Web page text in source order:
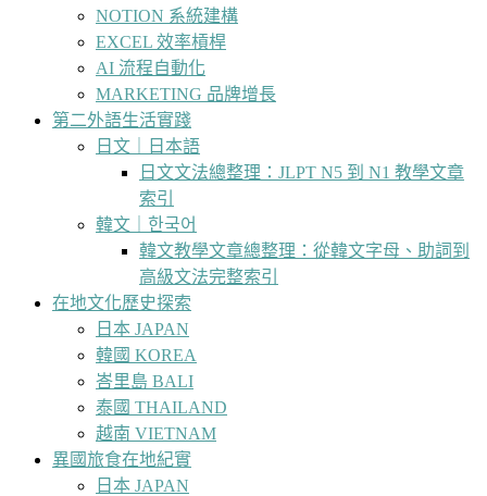
NOTION 系統建構
EXCEL 效率槓桿
AI 流程自動化
MARKETING 品牌增長
第二外語生活實踐
日文｜日本語
日文文法總整理：JLPT N5 到 N1 教學文章
索引
韓文｜한국어
韓文教學文章總整理：從韓文字母、助詞到
高級文法完整索引
在地文化歷史探索
日本 JAPAN
韓國 KOREA
峇里島 BALI
泰國 THAILAND
越南 VIETNAM
異國旅食在地紀實
日本 JAPAN